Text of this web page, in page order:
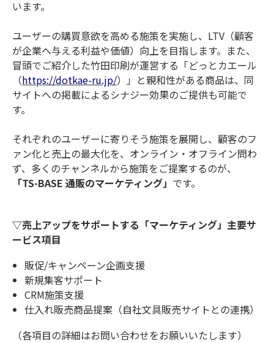
います。
ユーザーの購買意欲を高める施策を実施し、LTV（顧客
が企業へ与える利益や価値）向上を目指します。また、
冒頭でご紹介した竹田印刷が運営する「どっとカエール
（https://dotkae-ru.jp/）」と親和性がある商品は、同
サイトへの掲載によるシナジー効果のご提供も可能で
す。
それぞれのユーザーに寄りそう施策を展開し、顧客のフ
ァン化と売上の最大化を、オンライン・オフライン問わ
ず、多くのチャンネルから施策をご提案するのが、
「TS-BASE 通販のマーケティング」 です。
▽売上アップをサポートする「マーケティング」主要サ
ービス項目
販促/キャンペーン企画支援
新規集客サポート
CRM施策支援
仕入れ販売商品提案（自社文具販売サイトとの連携）
（各項目の詳細はお問い合わせをお願いいたします）